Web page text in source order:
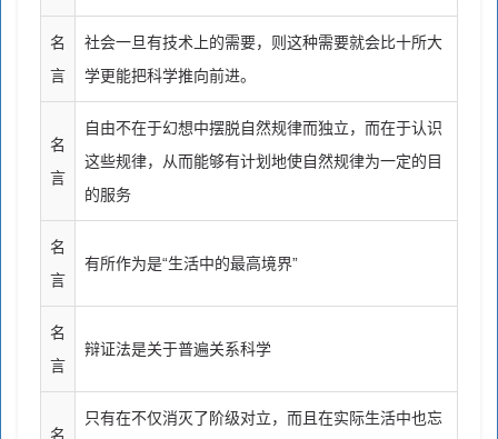
名
言
社会一旦有技术上的需要，则这种需要就会比十所大
学更能把科学推向前进。
名
言
自由不在于幻想中摆脱自然规律而独立，而在于认识
这些规律，从而能够有计划地使自然规律为一定的目
的服务
名
言
有所作为是“生活中的最高境界”
名
言
辩证法是关于普遍关系科学
名
只有在不仅消灭了阶级对立，而且在实际生活中也忘